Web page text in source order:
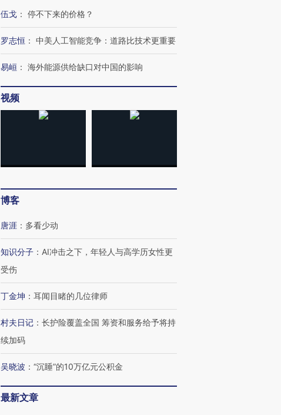
伍戈 ： 停不下来的价格？
罗志恒 ： 中美人工智能竞争：道路比技术更重要
易峘 ： 海外能源供给缺口对中国的影响
视频
博客
唐涯 ： 多看少动
知识分子 ： AI冲击之下，年轻人与高学历女性更
受伤
丁金坤 ： 耳闻目睹的几位律师
村夫日记 ： 长护险覆盖全国 筹资和服务给予将持
续加码
吴晓波 ： “沉睡”的10万亿元公积金
最新文章